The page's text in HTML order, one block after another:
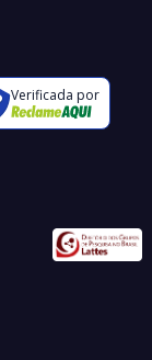
Verificada por